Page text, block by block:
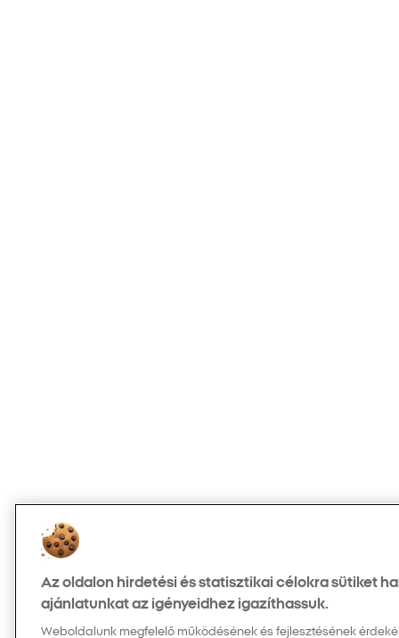
Az oldalon hirdetési és statisztikai célokra sütiket
ajánlatunkat az igényeidhez igazíthassuk.
Weboldalunk megfelelő működésének és fejlesztésének